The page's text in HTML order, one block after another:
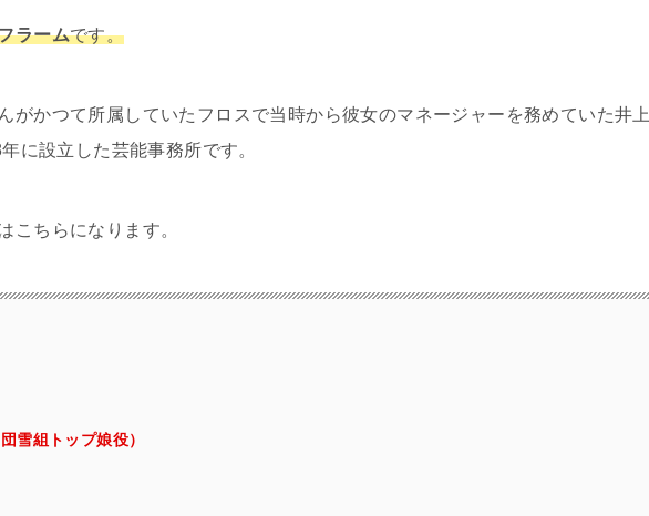
ラームです。
がかつて所属していたフロスで当時から彼女のマネージャーを務めていた井上
に設立した芸能事務所です。
こちらになります。
雪組トップ娘役）